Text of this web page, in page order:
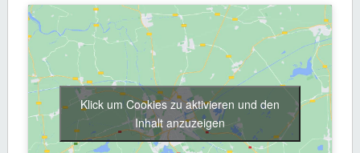
Klick um Cookies zu aktivieren und den
Inhalt anzuzeigen